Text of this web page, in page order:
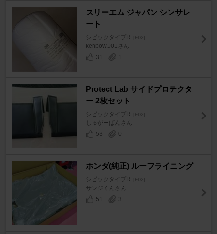
スリーエム ジャパン シンサレ
ート
シビックタイプR [FD2]
kenbow.001さん
31
1
Protect Lab サイドプロテクタ
ー 2枚セット
シビックタイプR [FD2]
しゅがーぱんさん
53
0
ホンダ(純正) ルーフライニング
シビックタイプR [FD2]
サンジくんさん
51
3